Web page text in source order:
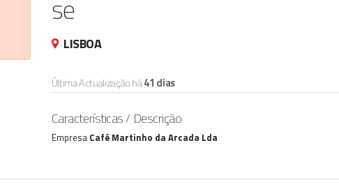
se
LISBOA
Última Actualização há41 dias
Características / Descrição
Empresa Café Martinho da Arcada Lda